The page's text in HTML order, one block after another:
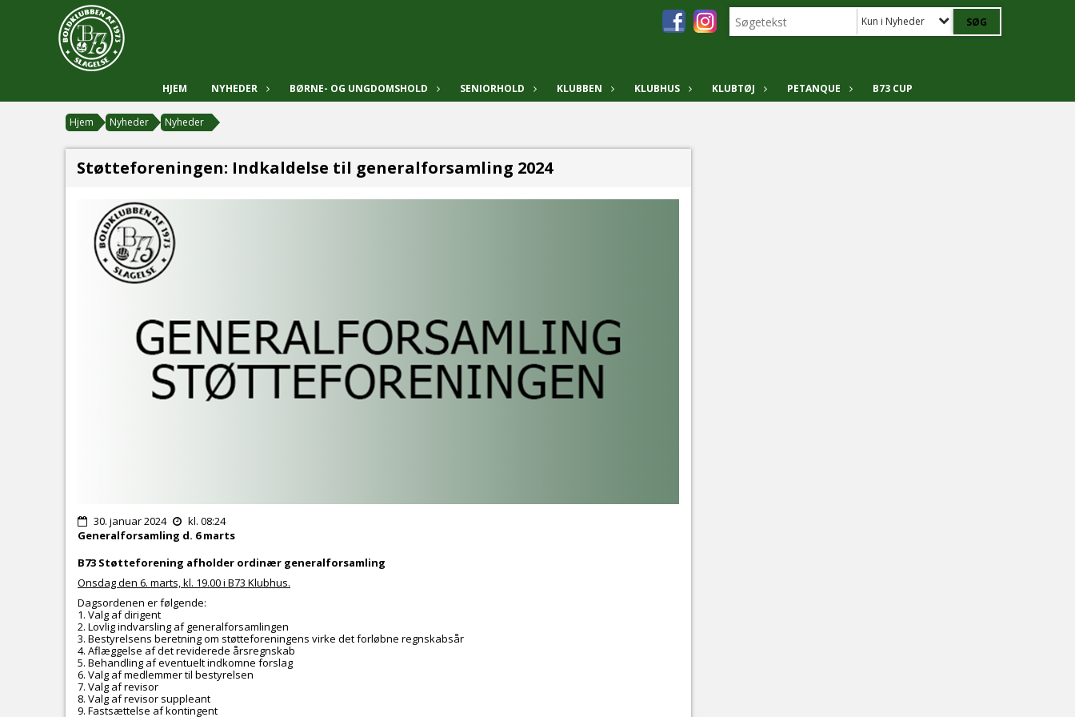
Kun i Nyheder
HJEM NYHEDER BØRNE- OG UNGDOMSHOLD SENIORHOLD KLUBBEN KLUBHUS KLUBTØJ PETANQUE B73 CUP
Hjem Nyheder Nyheder
Støtteforeningen: Indkaldelse til generalforsamling 2024
30. januar 2024
kl. 08:24
Generalforsamling d. 6 marts
B73 Støtteforening afholder ordinær generalforsamling
Onsdag den 6. marts, kl. 19.00 i B73 Klubhus.
Dagsordenen er følgende:
1. Valg af dirigent
2. Lovlig indvarsling af generalforsamlingen
3. Bestyrelsens beretning om støtteforeningens virke det forløbne regnskabsår
4. Aflæggelse af det reviderede årsregnskab
5. Behandling af eventuelt indkomne forslag
6. Valg af medlemmer til bestyrelsen
7. Valg af revisor
8. Valg af revisor suppleant
9. Fastsættelse af kontingent